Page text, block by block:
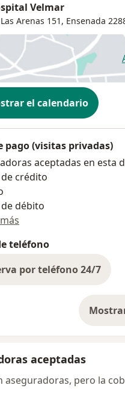
Velmar
Arenas 151, Ensenada
el calendario
pago (visitas privadas)
aceptadas en esta
crédito
débito
teléfono
por teléfono 24/7
aceptadas
aseguradoras, pero la